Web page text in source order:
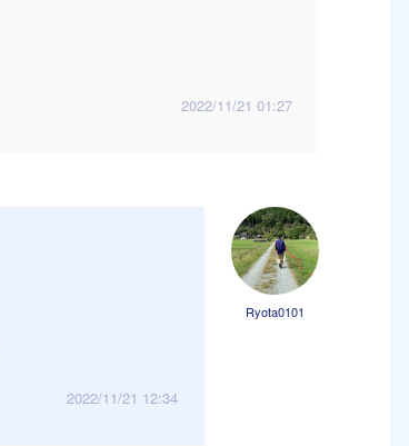
2022/11/21 01:27
Ryota0101
2022/11/21 12:34